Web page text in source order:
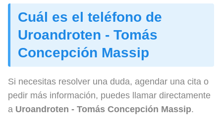
Cuál es el teléfono de
Uroandroten - Tomás
Concepción Massip
Si necesitas resolver una duda, agendar una cita o
pedir más información, puedes llamar directamente
a Uroandroten - Tomás Concepción Massip.